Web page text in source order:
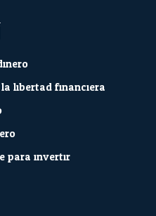
libertad financiera
para invertir